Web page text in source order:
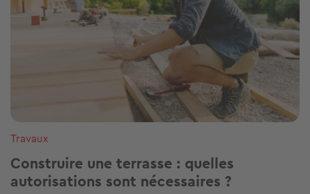
Estimez gratuitement votre bien en 2
min